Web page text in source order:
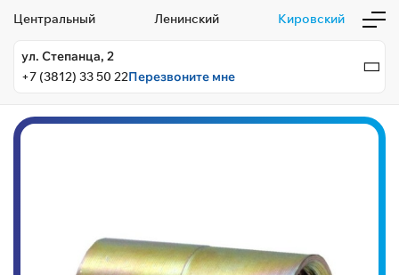
Центральный Ленинский Кировский
ул. Степанца, 2
+7 (3812) 33 50 22Перезвоните мне